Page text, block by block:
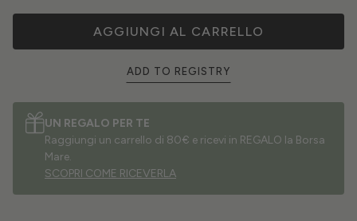
AGGIUNGI AL CARRELLO
ADD TO REGISTRY
UN REGALO PER TE
Raggiungi un carrello di 80€ e ricevi in REGALO la Borsa
Mare.
SCOPRI COME RICEVERLA